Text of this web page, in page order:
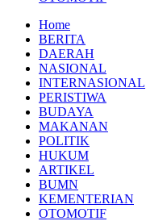
Home
BERITA
DAERAH
NASIONAL
INTERNASIONAL
PERISTIWA
BUDAYA
MAKANAN
POLITIK
HUKUM
ARTIKEL
BUMN
KEMENTERIAN
OTOMOTIF